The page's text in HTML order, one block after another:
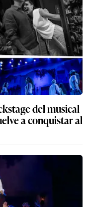
del musical
a conquistar al